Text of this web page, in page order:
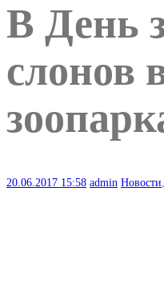
В День
слонов
20.06.2017 15:58 admin Новости